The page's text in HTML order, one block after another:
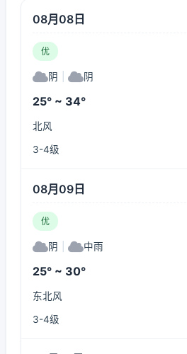
08月08日
优
阴 阴
25° ~ 34°
北风
3-4级
08月09日
优
阴 中雨
25° ~ 30°
东北风
3-4级